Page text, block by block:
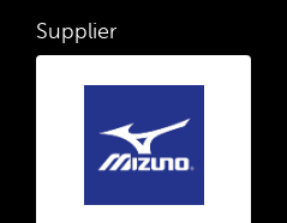
Supplier